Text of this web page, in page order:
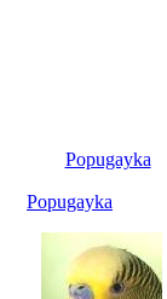
Popugayka
Popugayka